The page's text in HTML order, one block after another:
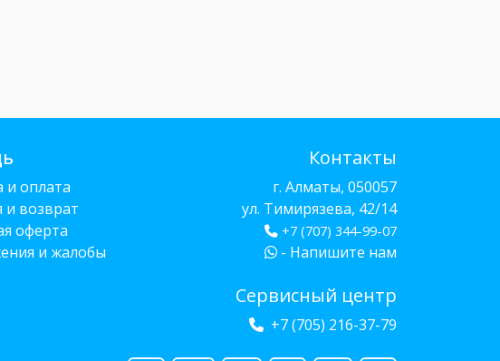
и оплата
и возврат
оферта
и жалобы
Контакты
г. Алматы, 050057
ул. Тимирязева, 42/14
+7 (707) 344-99-07
- Напишите нам
Сервисный центр
+7 (705) 216-37-79